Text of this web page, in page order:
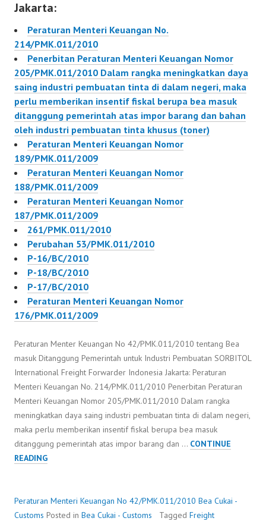
Peraturan…
Peraturan…
Jakarta:
Peraturan Menteri Keuangan No.
214/PMK.011/2010
Penerbitan Peraturan Menteri Keuangan Nomor
205/PMK.011/2010 Dalam rangka meningkatkan daya
saing industri pembuatan tinta di dalam negeri, maka
perlu memberikan insentif fiskal berupa bea masuk
ditanggung pemerintah atas impor barang dan bahan
oleh industri pembuatan tinta khusus (toner)
Peraturan Menteri Keuangan Nomor
189/PMK.011/2009
Peraturan Menteri Keuangan Nomor
188/PMK.011/2009
Peraturan Menteri Keuangan Nomor
187/PMK.011/2009
261/PMK.011/2010
Perubahan 53/PMK.011/2010
P-16/BC/2010
P-18/BC/2010
P-17/BC/2010
Peraturan Menteri Keuangan Nomor
176/PMK.011/2009
Peraturan Menter Keuangan No 42/PMK.011/2010 tentang Bea
masuk Ditanggung Pemerintah untuk Industri Pembuatan SORBITOL
International Freight Forwarder Indonesia Jakarta: Peraturan
Menteri Keuangan No. 214/PMK.011/2010 Penerbitan Peraturan
Menteri Keuangan Nomor 205/PMK.011/2010 Dalam rangka
meningkatkan daya saing industri pembuatan tinta di dalam negeri,
maka perlu memberikan insentif fiskal berupa bea masuk
ditanggung pemerintah atas impor barang dan … CONTINUE
READINGPERATURAN
NO
42/PMK.011/2010
Peraturan Menteri Keuangan No 42/PMK.011/2010 Bea Cukai -
Customs Posted in Bea Cukai - Customs Tagged Freight